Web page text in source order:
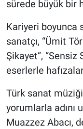
sürede büyük bir
Kariyeri boyunca
sanatçı, “Ümit
Şikayet”, “Sensiz
eserlerle
Türk sanat
yorumlarla adını
Muazzez Abacı,